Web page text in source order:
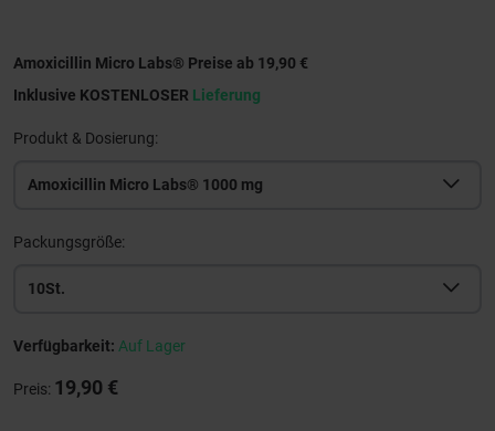
Amoxicillin Micro Labs® Preise ab 19,90 €
Inklusive KOSTENLOSER Lieferung
Produkt & Dosierung:
Amoxicillin Micro Labs® 1000 mg
Packungsgröße:
10St.
Verfügbarkeit: Auf Lager
Preis: 19,90 €